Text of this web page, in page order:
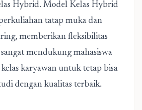
Hybrid. Model Kelas Hybrid
tatap muka dan
memberikan fleksibilitas
mendukung mahasiswa
karyawan untuk tetap bisa
dengan kualitas terbaik.